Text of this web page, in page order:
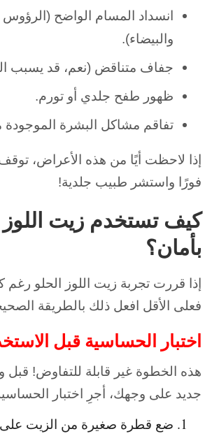
انسداد المسام الواضح (الرؤوس
والبيضاء).
جفاف متناقض (نعم، قد يسبب
ظهور طفح جلدي أو تورم.
تفاقم مشاكل البشرة الموجودة
إذا لاحظت أيًا من هذه الأعراض،
فورًا واستشر طبيب جلدية!
كيف تستخدم زيت اللوز
بأمان؟
إذا قررت تجربة زيت اللوز الحلو رغم
فعلى الأقل افعل ذلك بالطريقة
اختبار الحساسية قبل
هذه الخطوة غير قابلة للتفاوض!
جديد على وجهك، أجرِ اختبار
ضع قطرة صغيرة من الزيت على